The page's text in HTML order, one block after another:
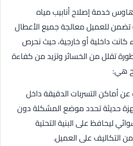
خدمة إصلاح أنابيب مياه
تضمن للعميل معالجة جميع الأعطال
كانت داخلية أو خارجية، حيث نحرص
تقلل من الخسائر وتزيد من كفاءة
هي:
أماكن التسربات الدقيقة داخل
حديثة تحدد موضع المشكلة دون
ليحافظ على البنية التحتية
التكاليف على العميل.